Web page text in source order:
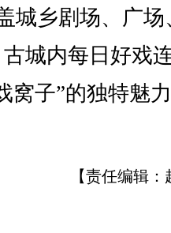
城乡剧场、广场
城内每日好戏
窝子”的独特魅
【责任编辑：